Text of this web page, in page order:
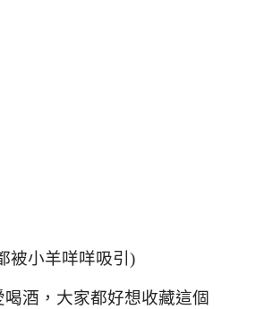
被小羊咩咩吸引)
喝酒，大家都好想收藏這個